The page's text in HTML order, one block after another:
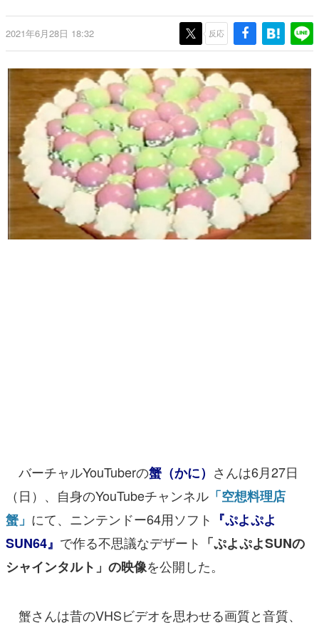
『うつヌケ』『ペンと箸』等で知られるマンガ家・田中圭
一先生によるゲーム業界レポートマンガです。
なんでゲームは面白い？
ゲーム開発者・hamatsu氏がゲームの魅力を画面や操作の
具体的な形から解き明かしていく、硬派で骨太な評論連載
です。
ゲームが変えた日本語
「経験値」「裏技」「ラスボス」… ゲームにまつわる言葉
の起源や用法の変遷を、コンピューター文化史研究家・タ
イニーP氏が徹底調査。
カテゴリ
特集記事
2021年6月28日 18:32 反応
バーチャルYouTuberの蟹（かに） さんは6月27日
（日）、自身のYouTubeチャンネル 「空想料理店
蟹」 にて、ニンテンドー64用ソフト 『ぷよぷよ
SUN64』 で作る不思議なデザート 「ぷよぷよSUNの
シャインタルト」の映像を公開した。
蟹さんは昔のVHSビデオを思わせる画質と音質、